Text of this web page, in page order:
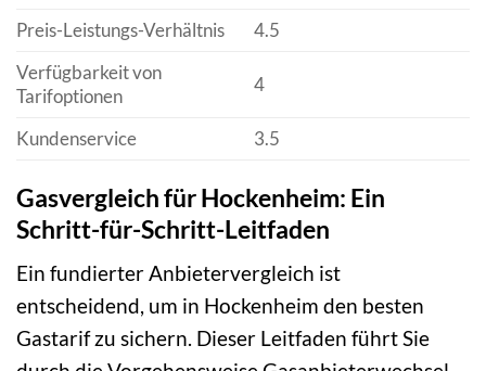
Preis-Leistungs-Verhältnis
4.5
Verfügbarkeit von
Tarifoptionen
4
Kundenservice 3.5
Gasvergleich für Hockenheim: Ein
Schritt-für-Schritt-Leitfaden
Ein fundierter Anbietervergleich ist
entscheidend, um in Hockenheim den besten
Gastarif zu sichern. Dieser Leitfaden führt Sie